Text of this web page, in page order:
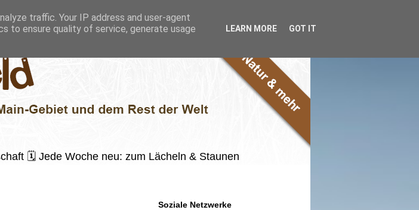
🗓 Jede Woche neu: zum Lächeln & Staunen
Soziale Netzwerke
traffic. Your IP address and user-agent
to ensure quality of service, generate usage
LEARN MORE GOT IT